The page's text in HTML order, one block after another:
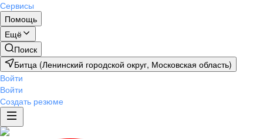
Сервисы
Помощь
Ещё
Поиск
Битца (Ленинский городской округ, Московская область)
Войти
Войти
Создать резюме